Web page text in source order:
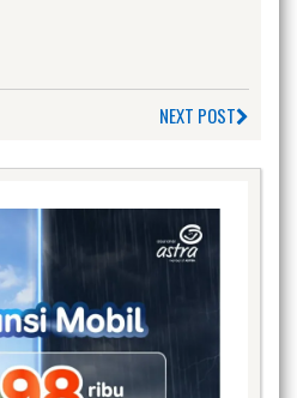
NEXT POST